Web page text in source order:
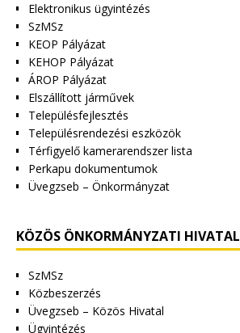
Elektronikus ügyintézés
SzMSz
KEOP Pályázat
KEHOP Pályázat
ÁROP Pályázat
Elszállított járművek
Településfejlesztés
Településrendezési eszközök
Térfigyelő kamerarendszer lista
Perkapu dokumentumok
Üvegzseb – Önkormányzat
KÖZÖS ÖNKORMÁNYZATI HIVATAL
SzMSz
Közbeszerzés
Üvegzseb – Közös Hivatal
Ügyintézés